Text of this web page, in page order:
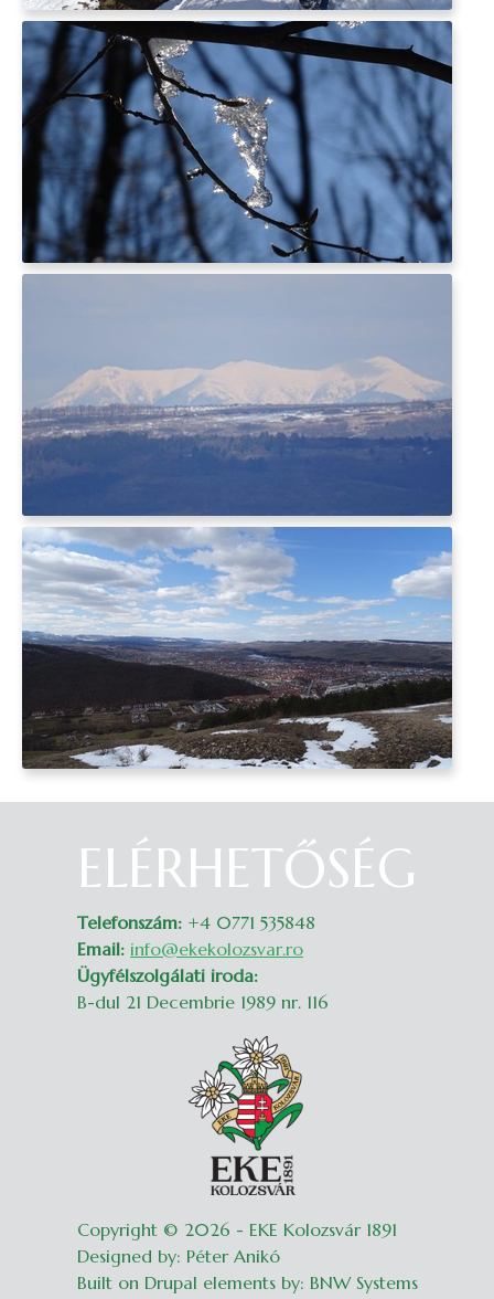
ELÉRHETŐSÉG
Telefonszám: +4 0771 535848
Email: info@ekekolozsvar.ro
Ügyfélszolgálati iroda:
B-dul 21 Decembrie 1989 nr. 116
Copyright © 2026 - EKE Kolozsvár 1891
Designed by: Péter Anikó
Built on Drupal elements by: BNW Systems